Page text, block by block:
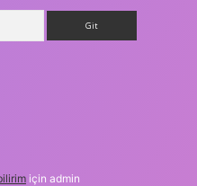
için admin